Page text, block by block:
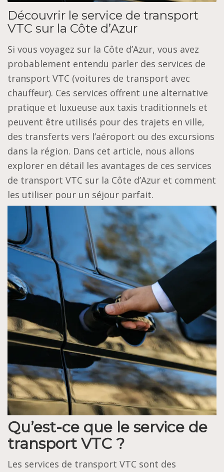
Découvrir le service de transport
VTC sur la Côte d’Azur
Si vous voyagez sur la Côte d’Azur, vous avez
probablement entendu parler des services de
transport VTC (voitures de transport avec
chauffeur). Ces services offrent une alternative
pratique et luxueuse aux taxis traditionnels et
peuvent être utilisés pour des trajets en ville,
des transferts vers l’aéroport ou des excursions
dans la région. Dans cet article, nous allons
explorer en détail les avantages de ces services
de transport VTC sur la Côte d’Azur et comment
les utiliser pour un séjour parfait.
Qu’est-ce que le service de
transport VTC ?
Les services de transport VTC sont des